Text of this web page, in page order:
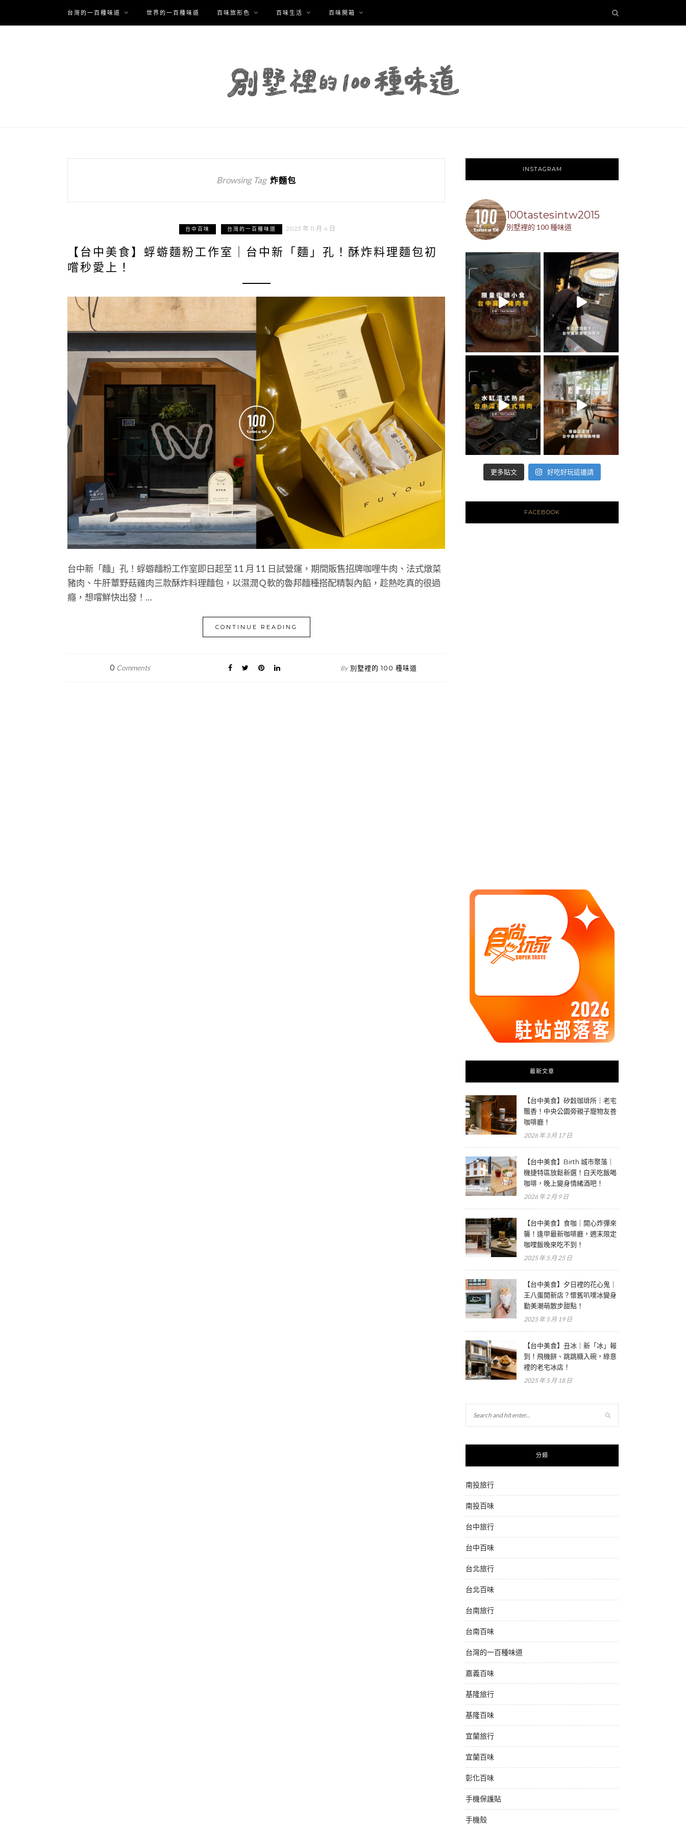
台灣的一百種味道 世界的一百種味道 百味旅形色 百味生活 百味開箱
Browsing Tag 炸麵包
台中百味 台灣的一百種味道 2023 年 11 月 4 日
【台中美食】蜉蝣麵粉工作室｜台中新「麵」孔！酥炸料理麵包初
嚐秒愛上！
台中新「麵」孔！蜉蝣麵粉工作室即日起至 11 月 11 日試營運，期間販售招牌咖哩牛肉、法式燉菜
豬肉、牛肝蕈野菇雞肉三款酥炸料理麵包，以濕潤Ｑ軟的魯邦麵種搭配精製內餡，趁熱吃真的很過
癮，想嚐鮮快出發！…
CONTINUE READING
0 Comments By 別墅裡的 100 種味道
INSTAGRAM
100tastesintw2015
別墅裡的 100 種味道
更多貼文 好吃好玩這邊請
FACEBOOK
最新文章
【台中美食】矽穀珈琲所｜老宅
飄香！中央公園旁親子寵物友善
咖啡廳！
2026 年 3 月 17 日
【台中美食】Birth 城市聚落｜
機捷特區放鬆新選！白天吃飯喝
咖啡，晚上變身情緒酒吧！
2026 年 2 月 9 日
【台中美食】食咖｜開心炸彈來
襲！逢甲最新咖啡廳，週末限定
咖哩飯晚來吃不到！
2025 年 5 月 25 日
【台中美食】夕日裡的花心鬼｜
王八蛋開新店？懷舊叭噗冰變身
勤美潮萌散步甜點！
2025 年 5 月 19 日
【台中美食】丑冰｜新「冰」報
到！飛機餅、跳跳糖入碗，綠意
裡的老宅冰店！
2025 年 5 月 18 日
分類
南投旅行
南投百味
台中旅行
台中百味
台北旅行
台北百味
台南旅行
台南百味
台灣的一百種味道
嘉義百味
基隆旅行
基隆百味
宜蘭旅行
宜蘭百味
彰化百味
手機保護貼
手機殼